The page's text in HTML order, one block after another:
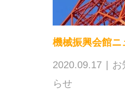
機械振興会館
2020.09.17 お
らせ